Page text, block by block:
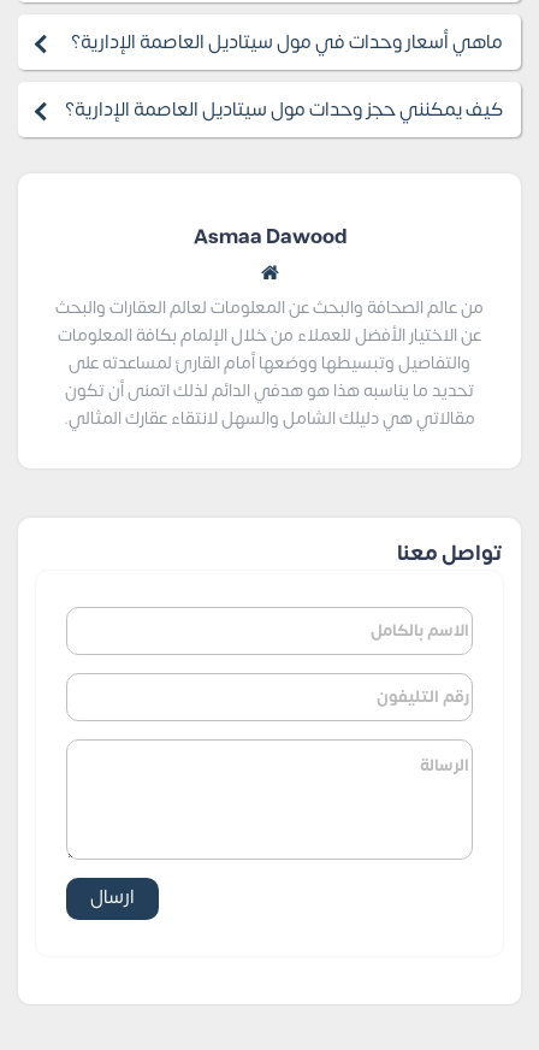
ماهي أسعار وحدات في مول سيتاديل العاصمة الإدارية؟
كيف يمكنني حجز وحدات مول سيتاديل العاصمة الإدارية؟
Asmaa Dawood
من عالم الصحافة والبحث عن المعلومات لعالم العقارات والبحث
عن الاختيار الأفضل للعملاء من خلال الإلمام بكافة المعلومات
والتفاصيل وتبسيطها ووضعها أمام القارئ لمساعدته على
تحديد ما يناسبه هذا هو هدفي الدائم لذلك اتمنى أن تكون
مقالاتي هي دليلك الشامل والسهل لانتقاء عقارك المثالي.
تواصل معنا